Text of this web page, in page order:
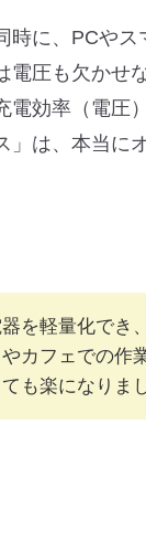
時に、PCやス
電圧も欠かせ
電効率（電圧
」は、本当に
を軽量化でき
カフェでの作
も楽になりま